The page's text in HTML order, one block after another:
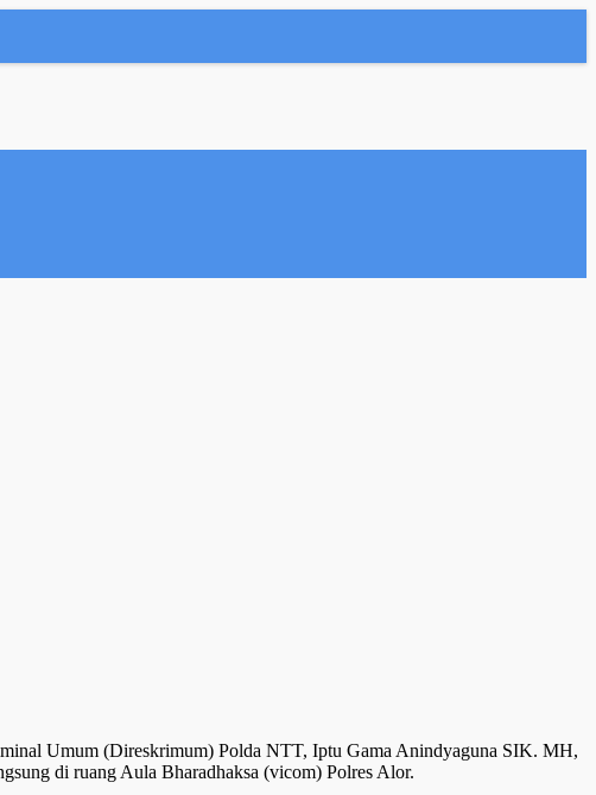
Umum (Direskrimum) Polda NTT, Iptu Gama Anindyaguna SIK. MH,
di ruang Aula Bharadhaksa (vicom) Polres Alor.